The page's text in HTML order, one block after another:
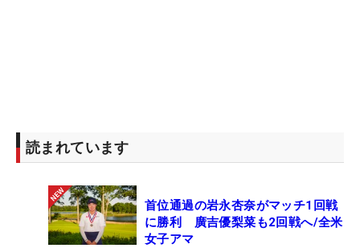
読まれています
首位通過の岩永杏奈がマッチ1回戦
に勝利 廣吉優梨菜も2回戦へ/全米
女子アマ